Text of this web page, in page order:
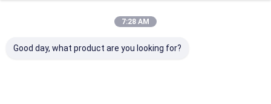
7:28 AM
Good day, what product are you looking for?